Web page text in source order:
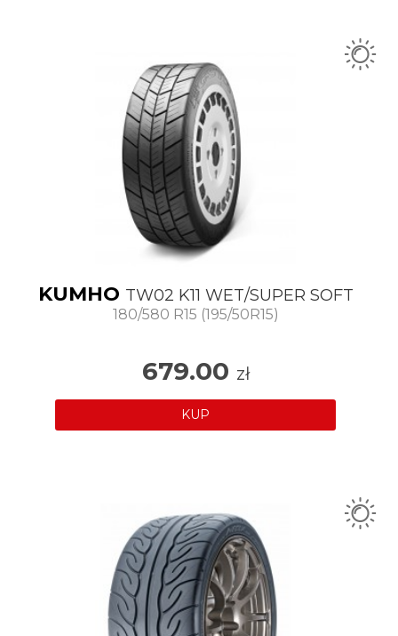
KUMHO TW02 K11 WET/SUPER SOFT
180/580 R15 (195/50R15)
679.00 zł
KUP